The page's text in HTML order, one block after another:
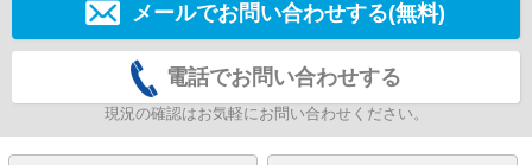
メールでお問い合わせする(無料)
電話でお問い合わせする
現況の確認はお気軽にお問い合わせください。